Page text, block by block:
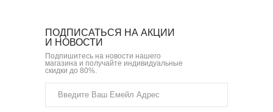
ПОДПИСАТЬСЯ НА АКЦИИ
И НОВОСТИ
Подпишитесь на новости нашего
магазина и получайте индивидуальные
скидки до 80%.